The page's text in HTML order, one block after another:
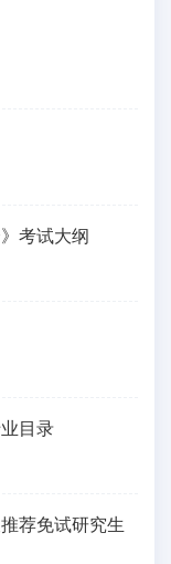
考试大纲
目录
荐免试研究生